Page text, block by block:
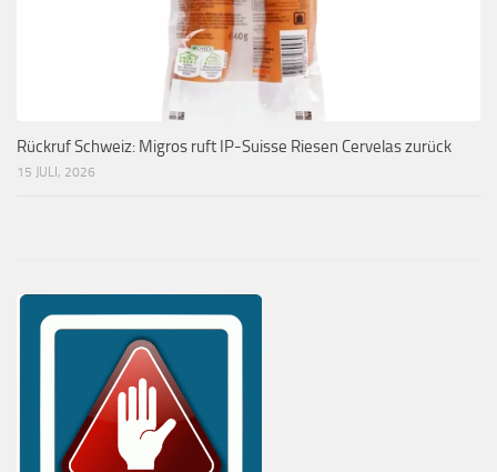
Rückruf Schweiz: Migros ruft IP-Suisse Riesen Cervelas zurück
15 JULI, 2026